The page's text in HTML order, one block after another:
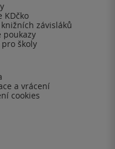
KDčko
závisláků
poukazy
školy
a vrácení
cookies